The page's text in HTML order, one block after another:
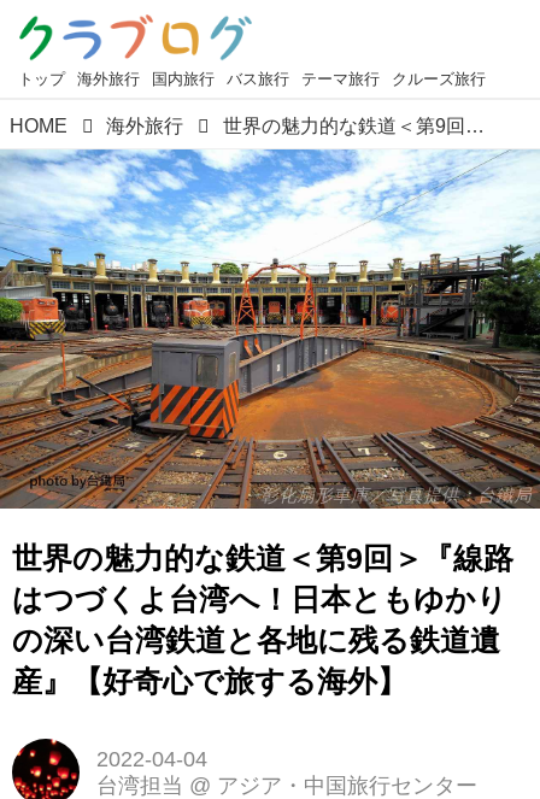
トップ 海外旅行 国内旅行 バス旅行 テーマ旅行 クルーズ旅行
HOME 海外旅行 世界の魅力的な鉄道＜第9回＞『線路はつづくよ台湾へ！日本ともゆかりの深い台湾鉄道と各地に残る鉄道遺産』【好奇心で旅する海外】
彰化扇形車庫／写真提供：台鐵局
世界の魅力的な鉄道＜第9回＞『線路
はつづくよ台湾へ！日本ともゆかり
の深い台湾鉄道と各地に残る鉄道遺
産』【好奇心で旅する海外】
2022-04-04
台湾担当 @ アジア・中国旅行センター